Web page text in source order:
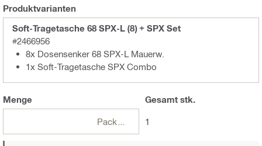
Produktvarianten
Soft-Tragetasche 68 SPX-L (8) + SPX Set
#2466956
8x Dosensenker 68 SPX-L Mauerw.
1x Soft-Tragetasche SPX Combo
Menge
Packungen
Gesamtstk.
1